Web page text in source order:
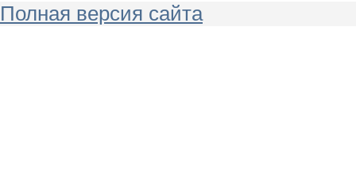
Полная версия сайта